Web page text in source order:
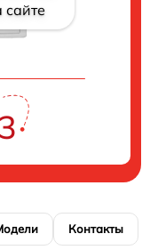
сайте
Контакты